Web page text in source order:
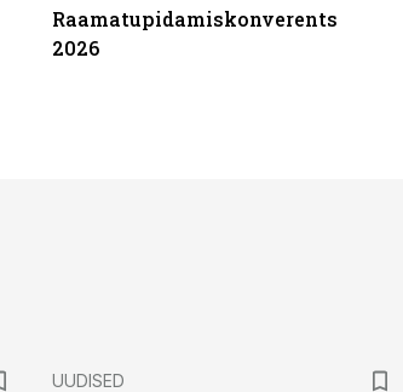
Raamatupidamiskonverents
2026
UUDISED